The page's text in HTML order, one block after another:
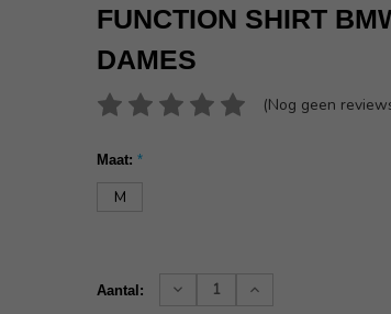
FUNCTION SHIRT
DAMES
(Nog geen
Maat:*
M
voorraad:
Aantal:
Verhoog
Verlaag